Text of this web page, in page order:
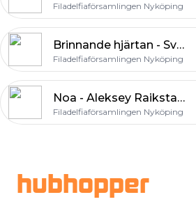
Filadelfiaförsamlingen Nyköping
Brinnande hjärtan - Sven-Gunnar Roos - Filadelfiaförsamlingen Nyköping
Filadelfiaförsamlingen Nyköping
Noa - Aleksey Raikstadt - Filadelfiaförsamlingen Nyköping
Filadelfiaförsamlingen Nyköping
hubhopper